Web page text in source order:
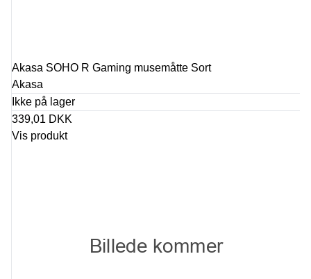
Akasa SOHO R Gaming musemåtte Sort
Akasa
Ikke på lager
339,01 DKK
Vis produkt